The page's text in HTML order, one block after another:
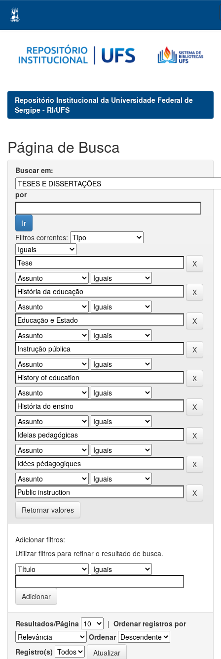
navigation
Repositório Institucional da Universidade Federal de
Sergipe - RI/UFS
Página de Busca
Buscar em:
por
Filtros correntes:
Retornar valores
Adicionar filtros:
Utilizar filtros para refinar o resultado de busca.
Resultados/Página | Ordenar registros por
Ordenar
Registro(s)